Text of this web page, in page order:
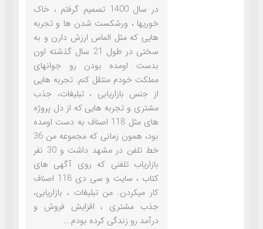
در سال 1400 تصمیم گرفتم ، خاک
خوریها ، ورشکست شدن ها و تجربه
هایی که مثل الماس ارزش دارن و به
سختی در طول 21 سال گذشته اون
بدست اومده بودن رو جوانهای
مملکت خودم منتقل کنم. تجربه هایی
از جنس بازاریابی ، تبلیغات، جذب
مشتری و تجربه هایی که از دل پروژه
های مثل 118 اصناف به دست اومده
بود، همون زمانی که مجموعه من 36
خط تلفن در مشهد داشت و 30 نفر
بازاریاب تلفنی که روی آگهی های
کتاب ، سایت و سی دی 118 اصناف
کار میکردن. من تبلیغات ، بازاریابی،
جذب مشتری ، افزایش فروش و
درآمد رو زندگی کرده بودم….